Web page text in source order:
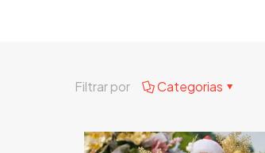
Filtrar por Categorias